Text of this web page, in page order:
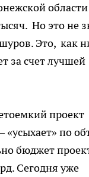
области
Но это не
Это, как
за счет лучшей
проект
«усыхает» по
бюджет
Сегодня уже